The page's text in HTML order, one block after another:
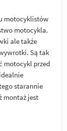
motocyklistów
motocykla.
ale także
Są tak
motocykl przed
starannie
montaż jest